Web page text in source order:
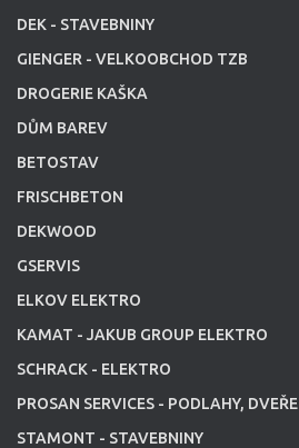
DEK - STAVEBNINY
GIENGER - VELKOOBCHOD TZB
DROGERIE KAŠKA
DŮM BAREV
BETOSTAV
FRISCHBETON
DEKWOOD
GSERVIS
ELKOV ELEKTRO
KAMAT - JAKUB GROUP ELEKTRO
SCHRACK - ELEKTRO
PROSAN SERVICES - PODLAHY, DVEŘE
STAMONT - STAVEBNINY